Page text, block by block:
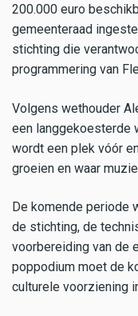
200.000 euro
gemeenteraad
stichting die
programmering van
Volgens wethouder
een langgekoesterde
wordt een plek vóór
groeien en waar
De komende periode
de stichting, de
voorbereiding van de
poppodium moet de
culturele voorziening